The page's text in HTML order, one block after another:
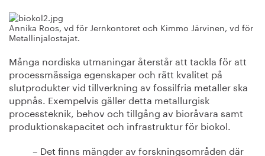
Annika Roos, vd för Jernkontoret och Kimmo Järvinen, vd för
Metallinjalostajat.
Många nordiska utmaningar återstår att tackla för att
processmässiga egenskaper och rätt kvalitet på
slutprodukter vid tillverkning av fossilfria metaller ska
uppnås. Exempelvis gäller detta metallurgisk
processteknik, behov och tillgång av bioråvara samt
produktionskapacitet och infrastruktur för biokol.
– Det finns mängder av forskningsområden där